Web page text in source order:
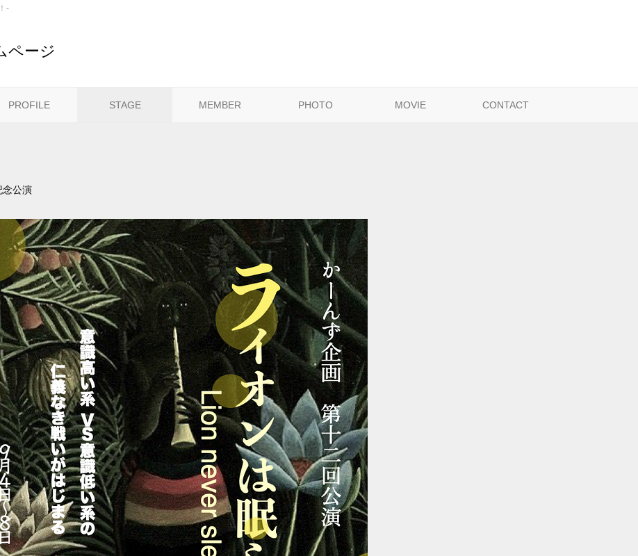
-
ページ
PROFILE STAGE MEMBER PHOTO MOVIE CONTACT
公演